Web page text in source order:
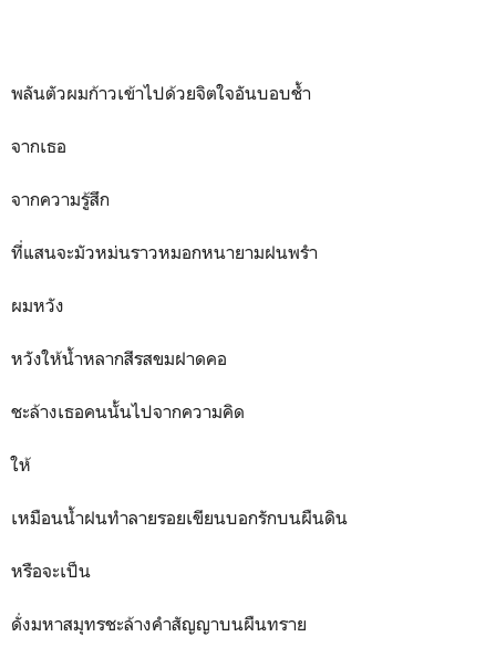
พลันตัวผมก้าวเข้าไปด้วยจิตใจอันบอบช้ำ
จากเธอ
จากความรู้สึก
ที่แสนจะมัวหม่นราวหมอกหนายามฝนพรำ
ผมหวัง
หวังให้น้ำหลากสีรสขมฝาดคอ
ชะล้างเธอคนนั้นไปจากความคิด
ให้
เหมือนน้ำฝนทำลายรอยเขียนบอกรักบนผืนดิน
หรือจะเป็น
ดั่งมหาสมุทรชะล้างคำสัญญาบนผืนทราย